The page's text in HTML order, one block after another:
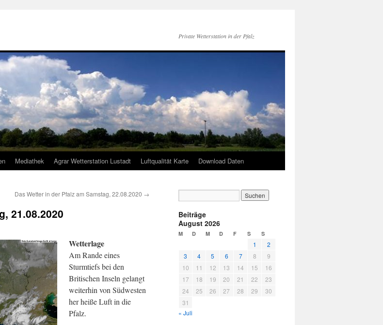
Private Wetterstation in der Pfalz
Mediathek Agrar Wetterstation Lustadt Luftqualität Karte Download Daten
Das Wetter in der Pfalz am Samstag, 22.08.2020 →
21.08.2020
Wetterlage
Am Rande eines
Sturmtiefs bei den
Britischen Inseln gelangt
weiterhin von Südwesten
her heiße Luft in die
Pfalz.
Beiträge
August 2026
M D M D F S S
1
2
3
4 5 6 7 8
9
10
11 12 13 14 15
16
17
18 19 20 21 22
23
24
25 26 27 28 29
30
31
« Juli